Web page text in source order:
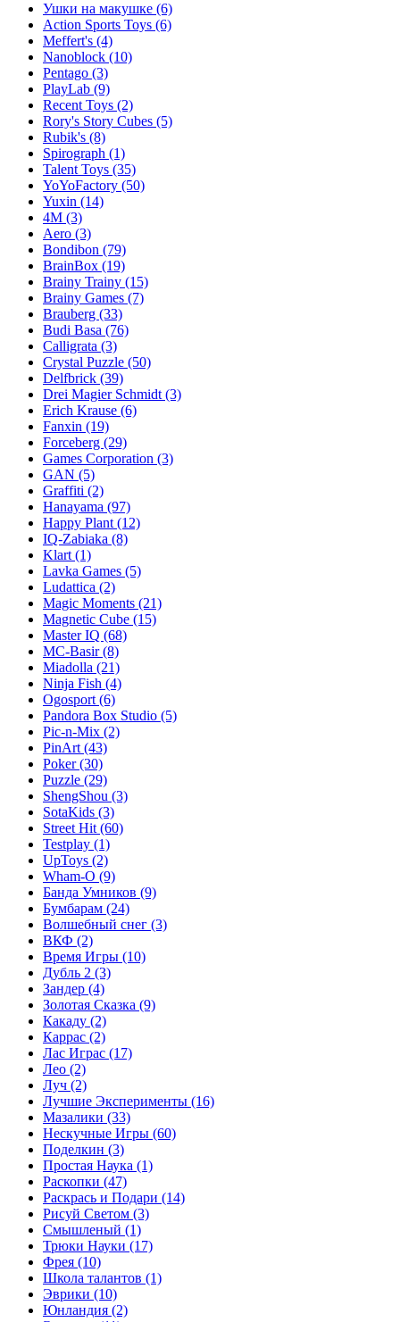
Ушки на макушке (6)
Action Sports Toys (6)
Meffert's (4)
Nanoblock (10)
Pentago (3)
PlayLab (9)
Recent Toys (2)
Rory's Story Cubes (5)
Rubik's (8)
Spirograph (1)
Talent Toys (35)
YoYoFactory (50)
Yuxin (14)
4M (3)
Aero (3)
Bondibon (79)
BrainBox (19)
Brainy Trainy (15)
Brainy Games (7)
Brauberg (33)
Budi Basa (76)
Calligrata (3)
Crystal Puzzle (50)
Delfbrick (39)
Drei Magier Schmidt (3)
Erich Krause (6)
Fanxin (19)
Forceberg (29)
Games Corporation (3)
GAN (5)
Graffiti (2)
Hanayama (97)
Happy Plant (12)
IQ-Zabiaka (8)
Klart (1)
Lavka Games (5)
Ludattica (2)
Magic Moments (21)
Magnetic Cube (15)
Master IQ (68)
MC-Basir(8)
Miadolla (21)
Ninja Fish (4)
Ogosport (6)
Pandora Box Studio (5)
Pic-n-Mix (2)
PinArt (43)
Poker(30)
Puzzle (29)
ShengShou (3)
SotaKids (3)
Street Hit (60)
Testplay (1)
UpToys (2)
Wham-O (9)
Банда Умников (9)
Бумбарам (24)
Волшебный снег (3)
ВКФ (2)
Время Игры (10)
Дубль 2 (3)
Зандер (4)
Золотая Сказка (9)
Какаду (2)
Каррас (2)
Лас Играс (17)
Лео (2)
Луч (2)
Лучшие Эксперименты (16)
Мазалики (33)
Нескучные Игры (60)
Поделкин (3)
Простая Наука (1)
Раскопки (47)
Раскрась и Подари (14)
Рисуй Светом (3)
Смышленый (1)
Трюки Науки (17)
Фрея (10)
Школа талантов (1)
Эврики (10)
Юнландия (2)